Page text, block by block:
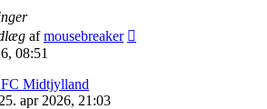
afmousebreaker
08:51
Midtjylland
25. apr 2026, 21:03